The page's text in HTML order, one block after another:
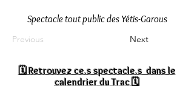
Spectacle tout public des Yétis-Garous
Previous Next
🗓Retrouvez ce.s spectacle.s dans le
calendrier du Trac 🗓